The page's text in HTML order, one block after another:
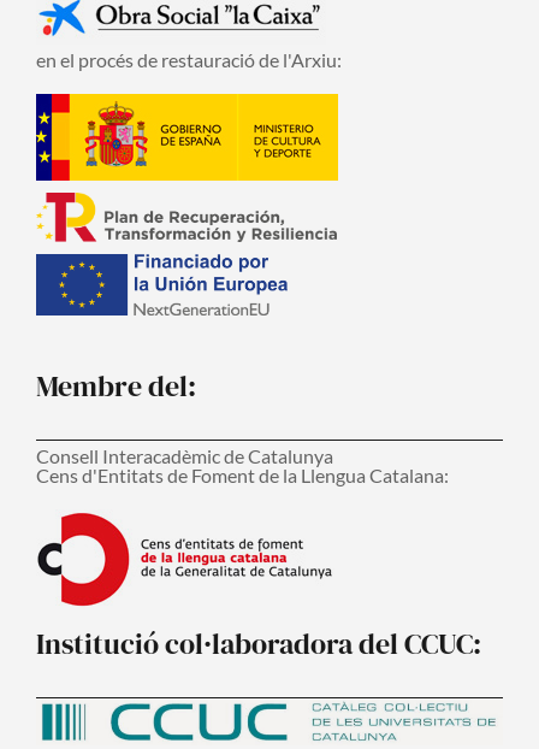
en el procés de restauració de l'Arxiu:
Membre del:
Consell Interacadèmic de Catalunya
Cens d'Entitats de Foment de la Llengua Catalana:
Institució col·laboradora del CCUC: